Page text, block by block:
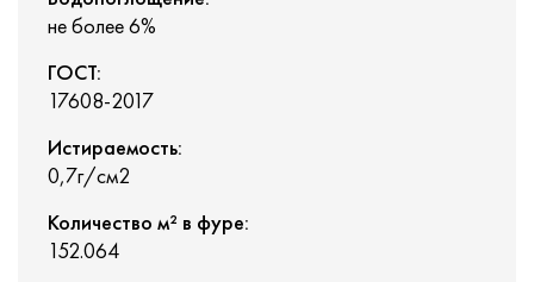
не более 6%
ГОСТ:
17608-2017
Истираемость:
0,7г/см2
Количество м² в фуре:
152.064